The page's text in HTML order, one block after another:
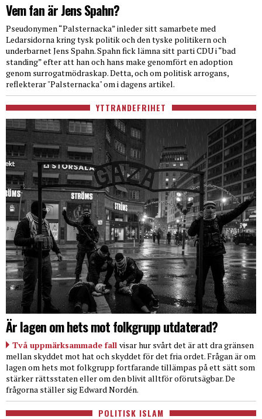
Vem fan är Jens Spahn?
Pseudonymen “Palsternacka” inleder sitt samarbete med
Ledarsidorna kring tysk politik och den tyske politikern och
underbarnet Jens Spahn. Spahn fick lämna sitt parti CDU i “bad
standing” efter att han och hans make genomfört en adoption
genom surrogatmödraskap. Detta, och om politisk arrogans,
reflekterar "Palsternacka" om i dagens artikel.
YTTRANDEFRIHET
Är lagen om hets mot folkgrupp utdaterad?
Två uppmärksammade fall visar hur svårt det är att dra gränsen
mellan skyddet mot hat och skyddet för det fria ordet. Frågan är om
lagen om hets mot folkgrupp fortfarande tillämpas på ett sätt som
stärker rättsstaten eller om den blivit alltför oförutsägbar. De
frågorna ställer sig Edward Nordén.
POLITISK ISLAM